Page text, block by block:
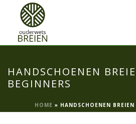
HANDSCHOENEN
BEGINNERS
HOME » HANDSCHOENEN